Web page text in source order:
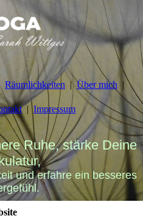
Räumlichkeiten Über mich
Impressum
Ruhe, stärke Deine
und erfahre ein besseres